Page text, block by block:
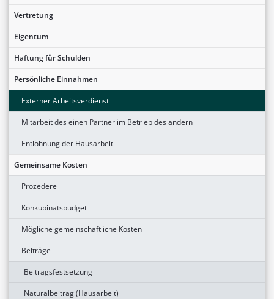
Vertretung
Eigentum
Haftung für Schulden
Persönliche Einnahmen
Externer Arbeitsverdienst
Mitarbeit des einen Partner im Betrieb des andern
Entlöhnung der Hausarbeit
Gemeinsame Kosten
Prozedere
Konkubinatsbudget
Mögliche gemeinschaftliche Kosten
Beiträge
Beitragsfestsetzung
Naturalbeitrag (Hausarbeit)